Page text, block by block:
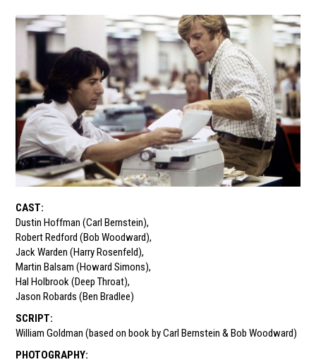
CAST:
Dustin Hoffman (Carl Bernstein),
Robert Redford (Bob Woodward),
Jack Warden (Harry Rosenfeld),
Martin Balsam (Howard Simons),
Hal Holbrook (Deep Throat),
Jason Robards (Ben Bradlee)
SCRIPT:
William Goldman (based on book by Carl Bernstein & Bob Woodward)
PHOTOGRAPHY: